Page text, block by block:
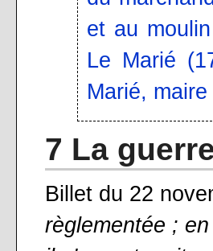
et au
Le Marié
Marié,
7 La
Billet du 22
règlementée ;